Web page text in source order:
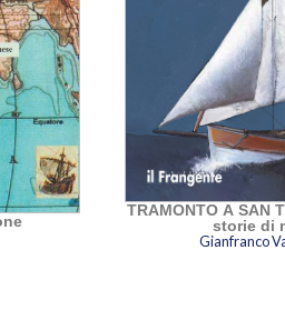
TRAMONTO A SAN
storie di
Gianfranco